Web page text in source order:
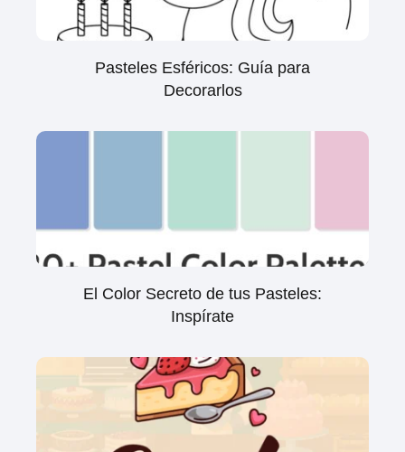
Pasteles Esféricos: Guía para
Decorarlos
El Color Secreto de tus Pasteles:
Inspírate